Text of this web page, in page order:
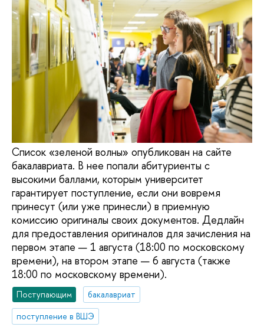
Список «зеленой волны» опубликован на сайте
бакалавриата. В нее попали абитуриенты с
высокими баллами, которым университет
гарантирует поступление, если они вовремя
принесут (или уже принесли) в приемную
комиссию оригиналы своих документов. Дедлайн
для предоставления оригиналов для зачисления на
первом этапе — 1 августа (18:00 по московскому
времени), на втором этапе — 6 августа (также
18:00 по московскому времени).
Поступающим
бакалавриат
поступление в ВШЭ